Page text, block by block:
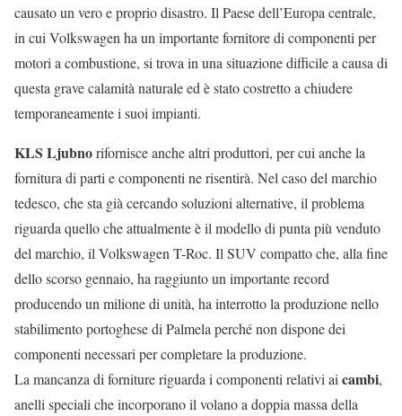
causato un vero e proprio disastro. Il Paese dell’Europa centrale,
in cui Volkswagen ha un importante fornitore di componenti per
motori a combustione, si trova in una situazione difficile a causa di
questa grave calamità naturale ed è stato costretto a chiudere
temporaneamente i suoi impianti.
KLS Ljubnorifornisce anche altri produttori, per cui anche la
fornitura di parti e componenti ne risentirà. Nel caso del marchio
tedesco, che sta già cercando soluzioni alternative, il problema
riguarda quello che attualmente è il modello di punta più venduto
del marchio, il Volkswagen T-Roc. Il SUV compatto che, alla fine
dello scorso gennaio, ha raggiunto un importante record
producendo un milione di unità, ha interrotto la produzione nello
stabilimento portoghese di Palmela perché non dispone dei
componenti necessari per completare la produzione.
La mancanza di forniture riguarda i componenti relativi aicambi,
anelli speciali che incorporano il volano a doppia massa della